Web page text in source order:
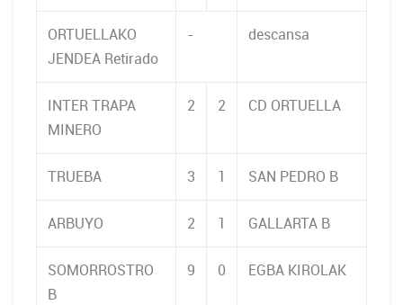
ORTUELLAKO
JENDEA Retirado
- descansa
INTER TRAPA
MINERO
2 2 CD ORTUELLA
TRUEBA 3 1 SAN PEDRO B
ARBUYO 2 1 GALLARTA B
SOMORROSTRO
B
9 0 EGBA KIROLAK